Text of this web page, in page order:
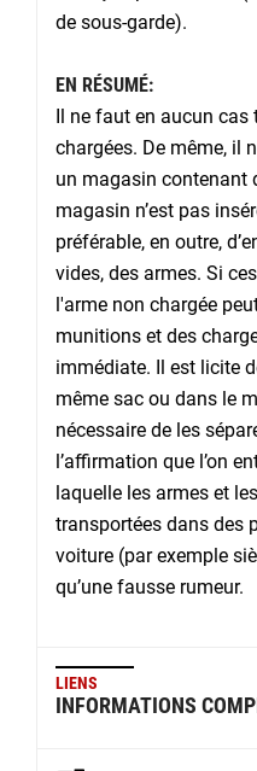
de sous-garde).
EN RÉSUMÉ:
Il ne faut en aucun
chargées. De même, il
un magasin contenant
magasin n’est pas
préférable, en outre,
vides, des armes. Si
l'arme non chargée
munitions et des
immédiate. Il est licite
même sac ou dans le
nécessaire de les
l’affirmation que l’on
laquelle les armes et
transportées dans des
voiture (par exemple
qu’une fausse rumeur.
LIENS
INFORMATIONS